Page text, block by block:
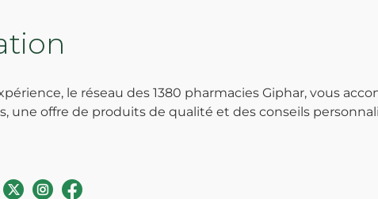
le réseau des 1380 pharmacies Giphar, vous
une offre de produits de qualité et des conseils